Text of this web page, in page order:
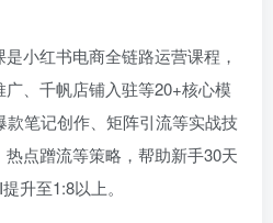
小红书电商全链路运营课程，
、千帆店铺入驻等20+核心模
笔记创作、矩阵引流等实战技
点蹭流等策略，帮助新手30天
升至1:8以上。